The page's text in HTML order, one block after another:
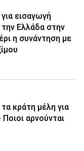
εισαγωγή
Ελλάδα στην
η συνάντηση με
κράτη μέλη για
αρνούνται